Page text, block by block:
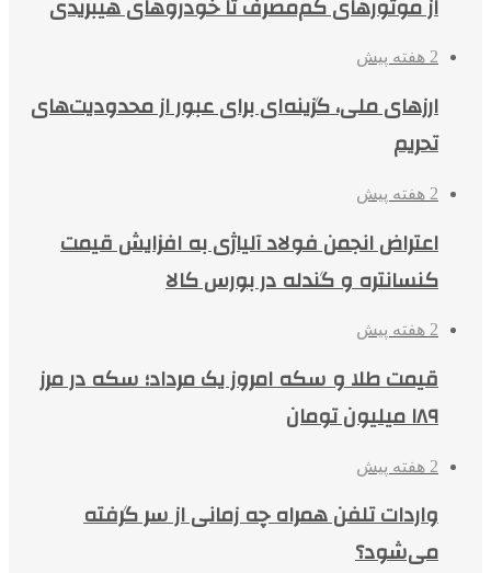
2 هفته پیش
ارزهای ملی، گزینه‌ای برای عبور از محدودیت‌های
تحریم
2 هفته پیش
اعتراض انجمن فولاد آلیاژی به افزایش قیمت
کنسانتره و گندله در بورس کالا
2 هفته پیش
قیمت طلا و سکه امروز یک مرداد؛ سکه در مرز
۱۸۹ میلیون تومان
2 هفته پیش
واردات تلفن همراه چه زمانی از سر گرفته
می‌شود؟